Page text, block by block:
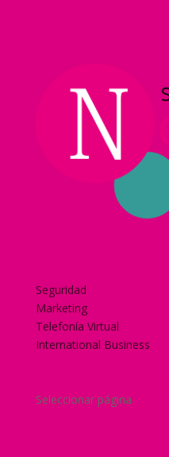
Seguridad
Marketing
Telefonía Virtual
International Business
Seleccionar página